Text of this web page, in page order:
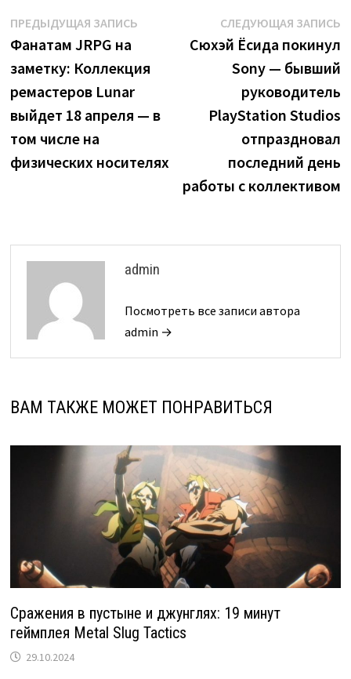
Навигация
по
записям
ПРЕДЫДУЩАЯ ЗАПИСЬПредыдущая
Фанатам JRPG на
заметку: Коллекция
ремастеров Lunar
выйдет 18 апреля — в
том числе на
физических носителях
СЛЕДУЮЩАЯ ЗАПИСЬ
Сюхэй Ёсида покинул
Sony — бывший
руководитель
PlayStation Studios
отпраздновал
последний день
работы с коллективом
admin
Посмотреть все записи автора
admin →
ВАМ ТАКЖЕ МОЖЕТ ПОНРАВИТЬСЯ
Сражения в пустыне и джунглях: 19 минут
геймплея Metal Slug Tactics
29.10.2024